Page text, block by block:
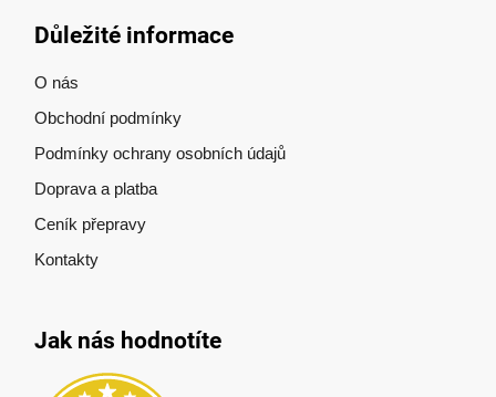
Důležité informace
O nás
Obchodní podmínky
Podmínky ochrany osobních údajů
Doprava a platba
Ceník přepravy
Kontakty
Jak nás hodnotíte